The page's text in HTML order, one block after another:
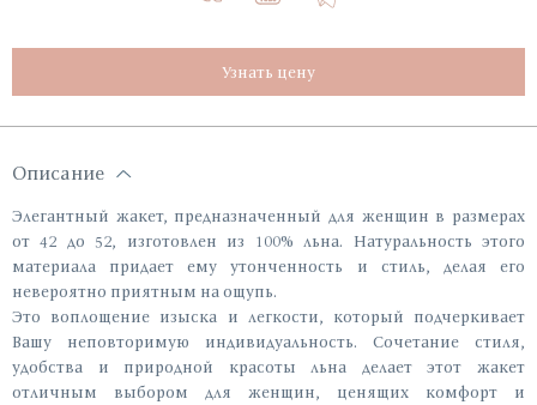
Узнать цену
Описание
Элегантный жакет, предназначенный для женщин в размерах
от 42 до 52, изготовлен из 100% льна. Натуральность этого
материала придает ему утонченность и стиль, делая его
невероятно приятным на ощупь.
Это воплощение изыска и легкости, который подчеркивает
Вашу неповторимую индивидуальность. Сочетание стиля,
удобства и природной красоты льна делает этот жакет
отличным выбором для женщин, ценящих комфорт и